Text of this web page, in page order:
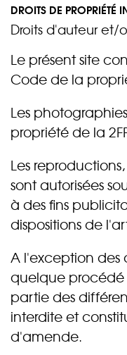
DROITS DE PROPRIÉTÉ
Droits d'auteur et/
Le présent site
Code de la
Les
propriété de la
Les
sont autorisées
à des fins
dispositions de
A l'exception des
quelque procédé
partie des
interdite et
d'amende.